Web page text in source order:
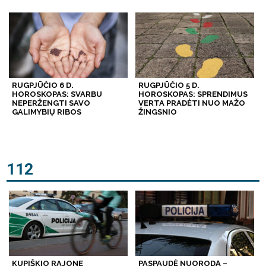
RUGPJŪČIO 6 D.
HOROSKOPAS: SVARBU
NEPERŽENGTI SAVO
GALIMYBIŲ RIBOS
RUGPJŪČIO 5 D.
HOROSKOPAS: SPRENDIMUS
VERTA PRADĖTI NUO MAŽO
ŽINGSNIO
112
KUPIŠKIO RAJONE PASPAUDĖ NUORODĄ –